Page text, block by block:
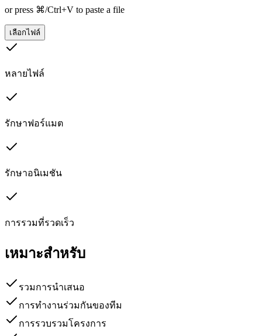
or press ⌘/Ctrl+V to paste a file
เลือกไฟล์
หลายไฟล์
รักษาฟอร์แมต
รักษาอนิเมชัน
การรวมที่รวดเร็ว
เหมาะสำหรับ
รวมการนำเสนอ
การทำงานร่วมกันของทีม
การรวบรวมโครงการ